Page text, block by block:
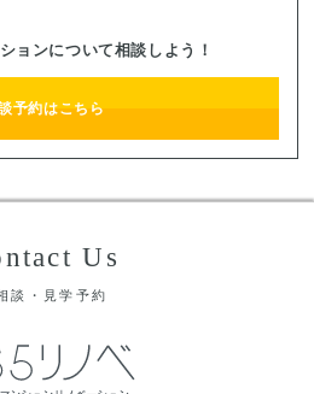
ョンについて相談しよう！
予約はこちら
Us
談・見学予約